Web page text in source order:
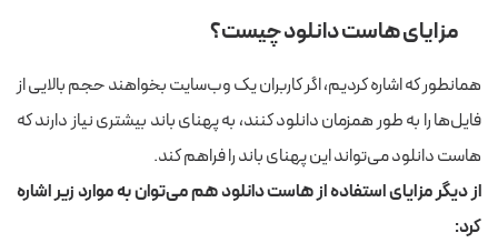
مزایای هاست دانلود چیست؟
همانطور که اشاره کردیم، اگر کاربران یک وب‌سایت بخواهند حجم بالایی از
فایل‌ها را به طور همزمان دانلود کنند، به پهنای باند بیشتری نیاز دارند که
هاست دانلود می‌تواند این پهنای باند را فراهم کند.
از دیگر مزایای استفاده از هاست دانلود هم می‌توان به موارد زیر اشاره
کرد: